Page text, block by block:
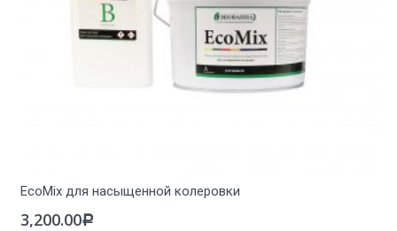
EcoMix для насыщенной колеровки
3,200.00Р